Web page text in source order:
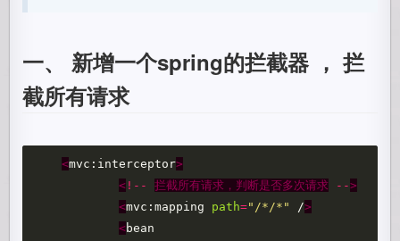
一、 新增一个spring的拦截器 ， 拦
截所有请求
<mvc:interceptor>
< !-- 拦截所有请求，判断是否多次请求 -->
<mvc:mapping path="/*/*" />
<bean